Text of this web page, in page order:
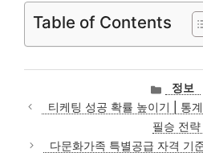
Table of Contents
카
테
고
리
정보
티케팅 성공 확률 높이기 | 통
필승 전략
다문화가족 특별공급 자격 기